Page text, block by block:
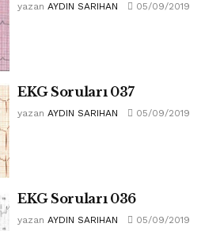
yazan AYDIN SARIHAN 05/09/2019
EKG Soruları 037
yazan AYDIN SARIHAN 05/09/2019
EKG Soruları 036
yazan AYDIN SARIHAN 05/09/2019